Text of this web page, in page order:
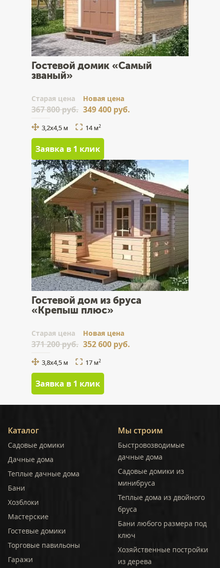
Гостевой домик «Самый
званый»
Cтарая цена
367 800 руб.
Новая цена
349 400 руб.
3,2х4,5 м 14 м2
Заявка в 1 клик
Гостевой дом из бруса
«Крепыш плюс»
Cтарая цена
371 200 руб.
Новая цена
352 600 руб.
3,8х4,5 м 17 м2
Заявка в 1 клик
Каталог
Садовые домики
Дачные дома
Теплые дачные дома
Бани
Хозблоки
Мастерские
Гостевые домики
Торговые павильоны
Гаражи
Мы строим
Быстровозводимые
дачные дома
Садовые домики из
минибруса
Теплые дома из двойного
бруса
Бани любого размера под
ключ
Хозяйственные постройки
из дерева